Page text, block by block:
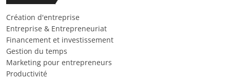
Création d'entreprise
Entreprise & Entrepreneuriat
Financement et investissement
Gestion du temps
Marketing pour entrepreneurs
Productivité